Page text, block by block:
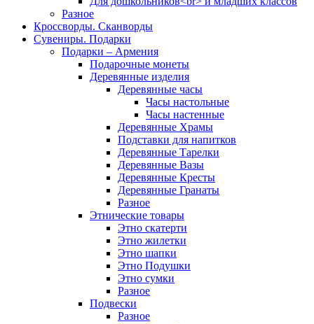
Разное
Кроссворды. Сканворды
Сувениры. Подарки
Подарки – Армения
Подарочные монеты
Деревянные изделия
Деревянные часы
Часы настольные
Часы настенные
Деревянные Храмы
Подставки для напитков
Деревянные Тарелки
Деревянные Вазы
Деревянные Кресты
Деревянные Гранаты
Разное
Этнические товары
Этно скатерти
Этно жилетки
Этно шапки
Этно Подушки
Этно сумки
Разное
Подвески
Разное